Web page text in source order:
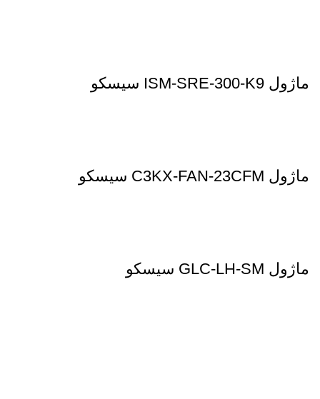
ماژول ISM-SRE-300-K9 سیسکو
ماژول C3KX-FAN-23CFM سیسکو
ماژول GLC-LH-SM سیسکو